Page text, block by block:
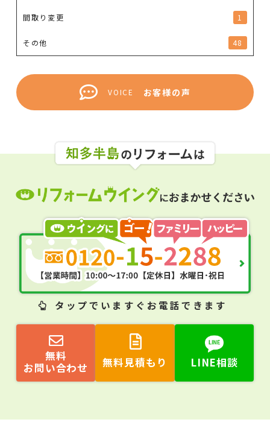
間取り変更 1
その他 48
VOICE お客様の声
タップでいますぐお電話できます
無料
お問い合わせ
無料見積もり LINE相談